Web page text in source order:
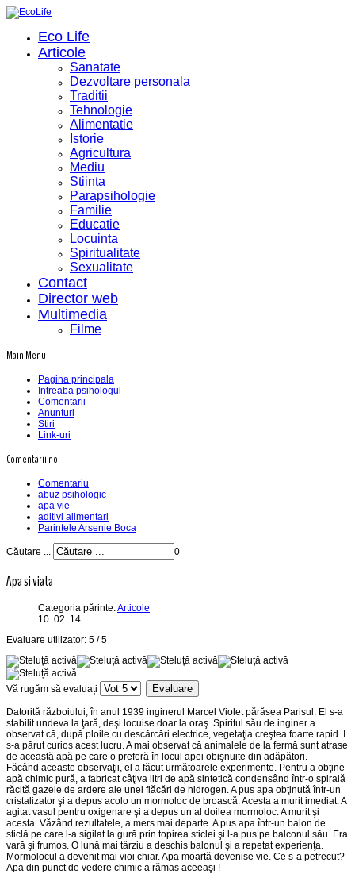
Eco Life
Articole
Sanatate
Dezvoltare personala
Traditii
Tehnologie
Alimentatie
Istorie
Agricultura
Mediu
Stiinta
Parapsihologie
Familie
Educatie
Locuinta
Spiritualitate
Sexualitate
Contact
Director web
Multimedia
Filme
Main Menu
Pagina principala
Intreaba psihologul
Comentarii
Anunturi
Stiri
Link-uri
Comentarii noi
Comentariu
abuz psihologic
apa vie
aditivi alimentari
Parintele Arsenie Boca
Căutare ... 0
Apa si viata
Categoria părinte:Articole
10. 02. 14
Evaluare utilizator: 5 /5
Vă rugăm să evaluați
Datorită războiului, în anul 1939 inginerul Marcel Violet părăsea Parisul. El s-a
stabilit undeva la ţară, deşi locuise doar la oraş. Spiritul său de inginer a
observat că, după ploile cu descărcări electrice, vegetaţia creştea foarte rapid. I
s-a părut curios acest lucru. A mai observat că animalele de la fermă sunt atrase
de această apă pe care o preferă în locul apei obişnuite din adăpători.
Făcând aceaste observaţii, el a făcut următoarele experimente. Pentru a obţine
apă chimic pură, a fabricat câţiva litri de apă sintetică condensând într-o spirală
răcită gazele de ardere ale unei flăcări de hidrogen. A pus apa obţinută într-un
cristalizator şi a depus acolo un mormoloc de broască. Acesta a murit imediat. A
agitat vasul pentru oxigenare şi a depus un al doilea mormoloc. A murit şi
acesta. Văzând rezultatele, a mers mai departe. A pus apa într-un balon de
sticlă pe care l-a sigilat la gură prin topirea sticlei şi l-a pus pe balconul său. Era
vară şi frumos. O lună mai târziu a deschis balonul şi a repetat experienţa.
Mormolocul a devenit mai vioi chiar. Apa moartă devenise vie. Ce s-a petrecut?
Apa din punct de vedere chimic a rămas aceeaşi !